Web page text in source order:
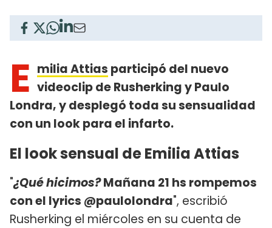
E milia Attias participó del nuevo
videoclip de Rusherking y Paulo
Londra, y desplegó toda su sensualidad
con un look para el infarto.
El look sensual de Emilia Attias
"¿Qué hicimos?Mañana 21 hs rompemos
con el lyrics @paulolondra", escribió
Rusherking el miércoles en su cuenta de